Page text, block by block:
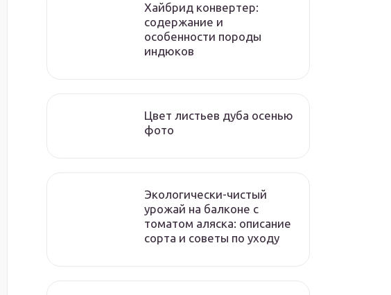
Хайбрид конвертер:
содержание и
особенности породы
индюков
Цвет листьев дуба осенью
фото
Экологически-чистый
урожай на балконе с
томатом аляска: описание
сорта и советы по уходу